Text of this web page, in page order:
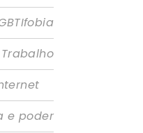
Trabalho
e poder